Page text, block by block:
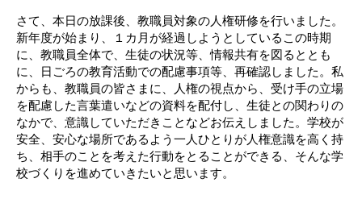
さて、本日の放課後、教職員対象の人権研修を行いました。
新年度が始まり、１カ月が経過しようとしているこの時期
に、教職員全体で、生徒の状況等、情報共有を図るととも
に、日ごろの教育活動での配慮事項等、再確認しました。私
からも、教職員の皆さまに、人権の視点から、受け手の立場
を配慮した言葉遣いなどの資料を配付し、生徒との関わりの
なかで、意識していただきことなどお伝えしました。学校が
安全、安心な場所であるよう一人ひとりが人権意識を高く持
ち、相手のことを考えた行動をとることができる、そんな学
校づくりを進めていきたいと思います。